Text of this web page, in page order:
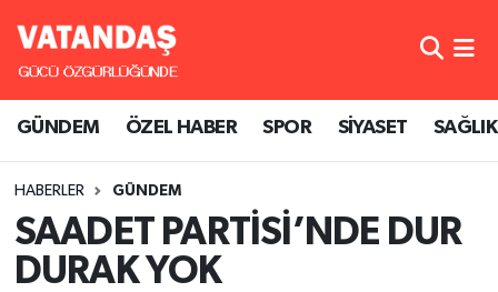
GÜNDEM ÖZEL HABER SPOR SİYASET SAĞLIK
HABERLER GÜNDEM
SAADET PARTİSİ’NDE DUR
DURAK YOK
GÜNDEM
SPOR
SİYASET
Hava Durumu
Süper Lig Puan Durumu ve Fikstür
Tüm Manşetler